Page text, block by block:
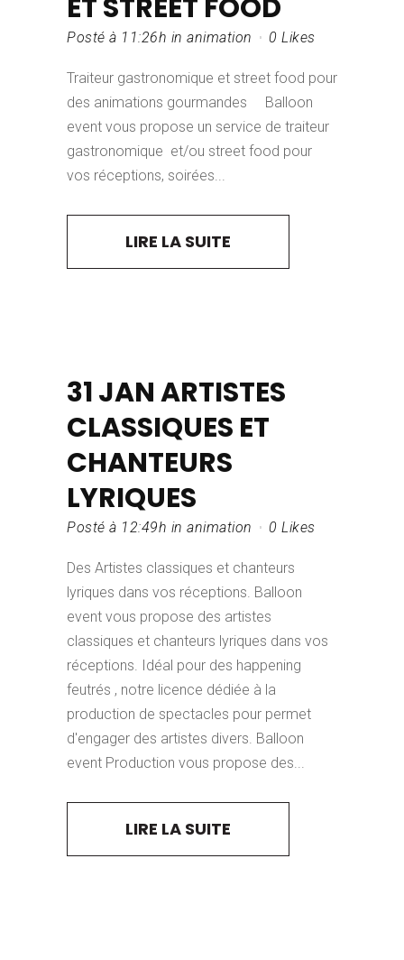
ET STREET FOOD
Posté à 11:26h in animation 0 Likes
Traiteur gastronomique et street food pour
des animations gourmandes Balloon
event vous propose un service de traiteur
gastronomique et/ou street food pour
vos réceptions, soirées...
LIRE LA SUITE
31 JANARTISTES
CLASSIQUES ET
CHANTEURS
LYRIQUES
Posté à 12:49h in animation 0 Likes
Des Artistes classiques et chanteurs
lyriques dans vos réceptions. Balloon
event vous propose des artistes
classiques et chanteurs lyriques dans vos
réceptions. Idéal pour des happening
feutrés , notre licence dédiée à la
production de spectacles pour permet
d'engager des artistes divers. Balloon
event Production vous propose des...
LIRE LA SUITE